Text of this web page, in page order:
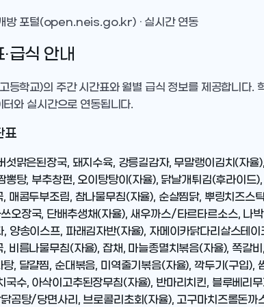
방 포털(open.neis.go.kr) · 실시간 연동
급식 안내
등학교)의 주간 시간표와 월별 급식 정보를 제공합니다.
와 실시간으로 연동됩니다.
표
섯맑은된장국, 돼지수육, 강릉길감자, 무말랭이김치(자
뽕탕, 부추창펀, 오이탕탕이(자율), 닭날개튀김(후라이드
매콤두부조림, 참나물무침(자율), 순살찜닭, 뿌링치즈스
오장국, 단배추생채(자율), 새우까스/타르타르소스, 나
, 양송이스프, 파래김자반(자율), 자메이카닭다리살스테
, 비름나물무침(자율), 잡채, 마늘종멸치볶음(자율), 쪽갈
, 달걀찜, 순대볶음, 미역줄기볶음(자율), 깍두기(구입),
국수, 아삭이고추된장무침(자율), 반마리치킨, 블루베리
곰탕/당면사리, 브로콜리초회(자율), 고구마치즈롤돈